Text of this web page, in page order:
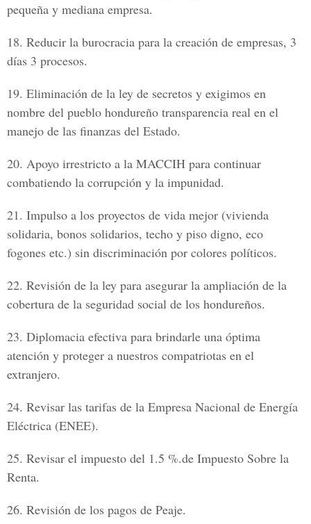
pequeña y mediana empresa.
18. Reducir la burocracia para la creación de empresas, 3
días 3 procesos.
19. Eliminación de la ley de secretos y exigimos en
nombre del pueblo hondureño transparencia real en el
manejo de las finanzas del Estado.
20. Apoyo irrestricto a la MACCIH para continuar
combatiendo la corrupción y la impunidad.
21. Impulso a los proyectos de vida mejor (vivienda
solidaria, bonos solidarios, techo y piso digno, eco
fogones etc.) sin discriminación por colores políticos.
22. Revisión de la ley para asegurar la ampliación de la
cobertura de la seguridad social de los hondureños.
23. Diplomacia efectiva para brindarle una óptima
atención y proteger a nuestros compatriotas en el
extranjero.
24. Revisar las tarifas de la Empresa Nacional de Energía
Eléctrica (ENEE).
25. Revisar el impuesto del 1.5 %.de Impuesto Sobre la
Renta.
26. Revisión de los pagos de Peaje.